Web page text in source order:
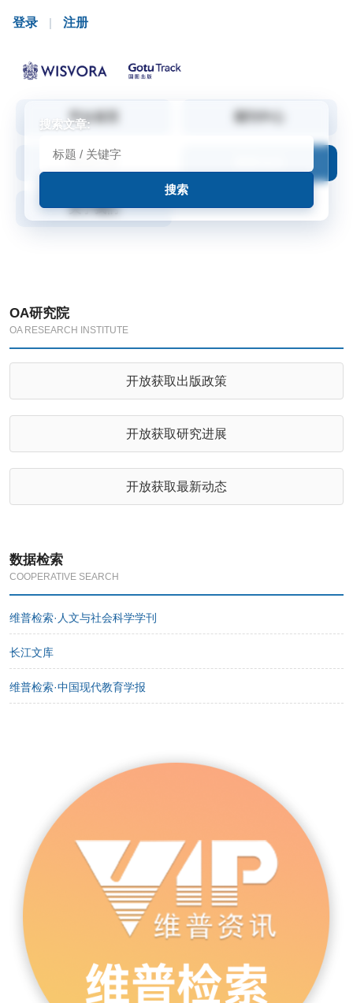
登录 | 注册
平台首页
精选文章
关于我们
搜索文章:
OA研究院
OA RESEARCH INSTITUTE
开放获取出版政策
开放获取研究进展
开放获取最新动态
数据检索
COOPERATIVE SEARCH
维普检索·人文与社会科学学刊
长江文库
维普检索·中国现代教育学报